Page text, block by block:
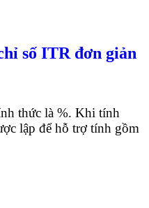
số ITR đơn giản
thức là %. Khi tính
lập để hỗ trợ tính gồm